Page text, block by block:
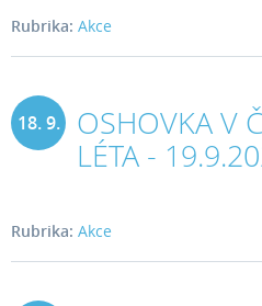
Rubrika: Akce
18. 9.
OSHOVKA V
LÉTA -
Rubrika: Akce